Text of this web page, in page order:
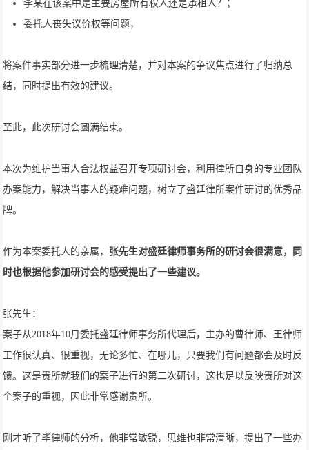
李某在该案中是主要房屋所有权人还是承租人？；
委托人丧失议价权等问题，
将案件事实部分进一步梳理清楚，并对本案的争议焦点进行了归纳总
结，同时提出有效的建议。
至此，此次研讨会圆满结束。
本次为维护当事人合法权益召开专项研讨会，利用律所自身的专业团队
办案能力，解决当事人的疑难问题，树立了盛廷律所案件研讨的优秀品
牌。
作为本案委托人的亲属， 张先生对盛廷律师事务所的研讨会很满意，同
时也根据他参加研讨会的感受提出了一些建议。
张先生：
案子从2018年10月委托盛廷律师事务所代理后，主办的曹律师、王律师
工作很认真、很重视，无论多忙、在哪儿，只要我们有问题都会及时反
馈。这是贵所就我们的案子进行的第二次研讨，这也足以反映贵所对这
个案子的重视，因此非常感谢贵所。
刚才听了毕律师的分析，他非常敏锐，思维也非常清晰，提出了一些办